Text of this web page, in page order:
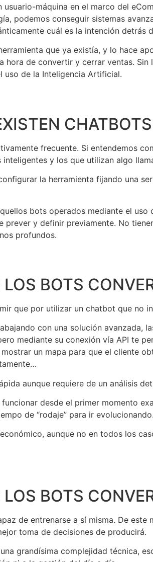
máquina en el marco del
podemos conseguir sistemas
cuál es la intención detrás
que ya existía, y lo hace
hora de convertir y cerrar ventas.
uso de la Inteligencia Artificial.
frecuente. Si entendemos
y los que utilizan algo
la herramienta fijando una
bots operados mediante el
prever y definir previamente. No
profundos.
BOTS
que por utilizar un chatbot que no
con una solución avanzada,
mediante su conexión vía API te
un mapa para que el cliente
aunque requiere de un análisis
desde el primer momento
de “rodaje” para ir evolucionando.
aunque no en todos los
BOTS
de entrenarse a sí misma. De
toma de decisiones de producirá.
grandísima complejidad técnica,